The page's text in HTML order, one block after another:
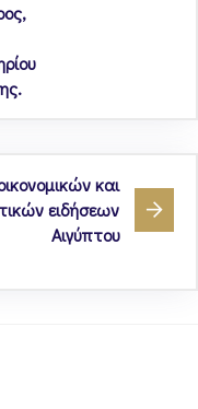
και
ειδήσεων
Αιγύπτου